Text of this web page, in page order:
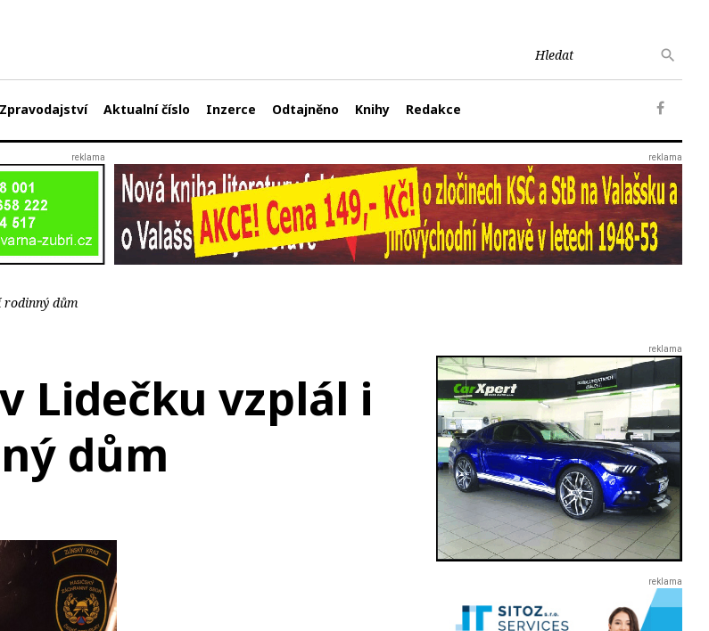
Zpravodajství Aktualní číslo Inzerce Odtajněno Knihy Redakce
rodinný dům
Lidečku vzplál i
dům